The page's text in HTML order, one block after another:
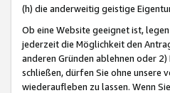
(h) die anderweitig geistige
Ob eine Website geeignet ist,
jederzeit die Möglichkeit den
anderen Gründen ablehnen oder
schließen, dürfen Sie ohne unsere
wiederaufleben zu lassen. Wenn